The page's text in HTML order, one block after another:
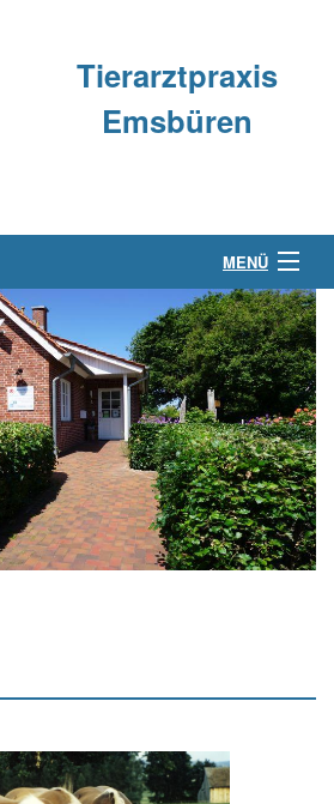
Tierarztpraxis
Emsbüren
MENÜ
Über uns
Kleintierpraxis
Großtierpraxis
Kontakt & Anfahrt